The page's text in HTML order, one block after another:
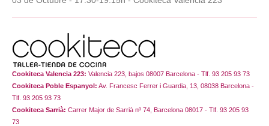
Cookiteca Valencia 223: Valencia 223, bajos 08007 Barcelona - Tlf. 93 205 93 73
Cookiteca Poble Espanyol: Av. Francesc Ferrer i Guardia, 13, 08038 Barcelona -
Tlf. 93 205 93 73
Cookiteca Sarrià: Carrer Major de Sarrià nº 74, Barcelona 08017 - Tlf. 93 205 93
73